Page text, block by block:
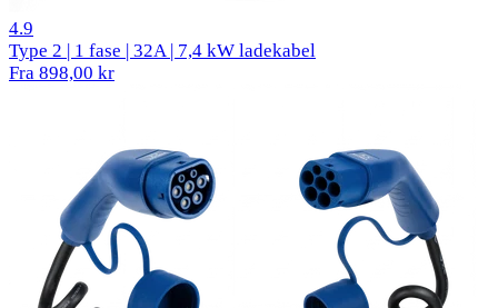
4.9
Type 2 | 1 fase | 32A | 7,4 kW ladekabel
Fra 898,00 kr